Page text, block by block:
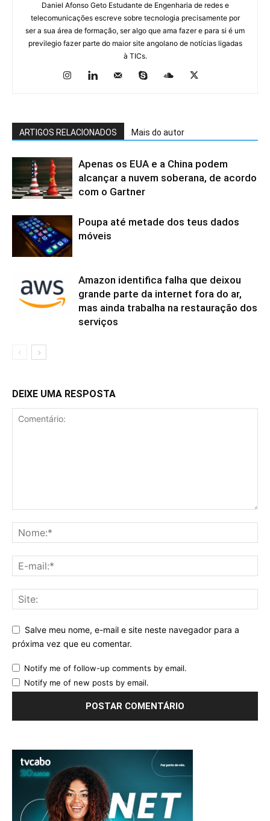
Daniel Afonso Geto Estudante de Engenharia de redes e
telecomunicações escreve sobre tecnologia precisamente por
ser a sua área de formação, ser algo que ama fazer e para si é um
previlegio fazer parte do maior site angolano de notícias ligadas
à TICs.
ARTIGOS RELACIONADOS Mais do autor
Apenas os EUA e a China podem
alcançar a nuvem soberana, de acordo
com o Gartner
Poupa até metade dos teus dados
móveis
Amazon identifica falha que deixou
grande parte da internet fora do ar,
mas ainda trabalha na restauração dos
serviços
DEIXE UMA RESPOSTA
Salve meu nome, e-mail e site neste navegador para a
próxima vez que eu comentar.
Notify me of follow-up comments by email.
Notify me of new posts by email.